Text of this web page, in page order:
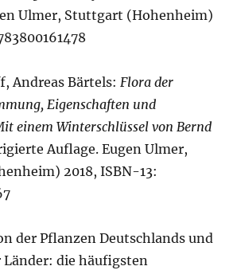
Ulmer, Stuttgart (Hohenheim)
Andreas Bärtels:Flora der
Eigenschaften und
einem Winterschlüssel von Bernd
Auflage. Eugen Ulmer,
2018, ISBN-13:
der Pflanzen Deutschlands und
Länder: die häufigsten